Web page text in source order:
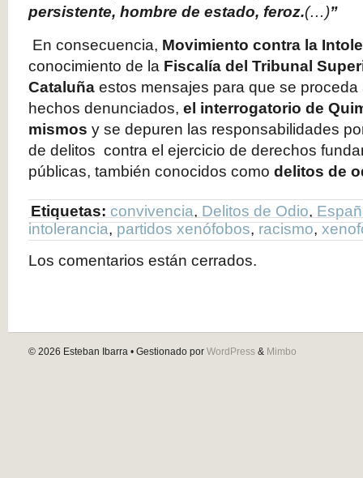
persistente, hombre de estado, feroz.(…)”
En consecuencia, Movimiento contra la
conocimiento de la Fiscalía del Tribunal
Cataluña estos mensajes para que se
hechos denunciados, el interrogatorio de
mismos y se depuren las responsabilidades
de delitos contra el ejercicio de derechos
públicas, también conocidos como delitos de
Etiquetas: convivencia, Delitos de Odio,
intolerancia, partidos xenófobos, racismo,
Los comentarios están cerrados.
© 2026 Esteban Ibarra • Gestionado por WordPress & Mimbo